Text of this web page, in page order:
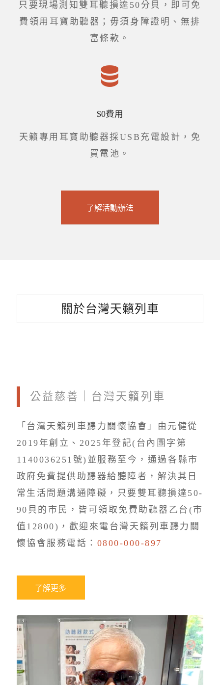
只要現場測知雙耳聽損達50分貝，即可免
費領用耳寶助聽器；毋須身障證明、無排
富條款。
$0費用
天籟專用耳寶助聽器採USB充電設計，免
買電池。
了解活動辦法
關於台灣天籟列車
公益慈善｜台灣天籟列車
「台灣天籟列車聽力關懷協會」由元健從
2019年創立、2025年登記(台內團字第
1140036251號)並服務至今，通過各縣市
政府免費提供助聽器給聽障者，解決其日
常生活問題溝通障礙，只要雙耳聽損達50-
90貝的市民，皆可領取免費助聽器乙台(市
值12800)，歡迎來電台灣天籟列車聽力關
懷協會服務電話： 0800-000-897
了解更多